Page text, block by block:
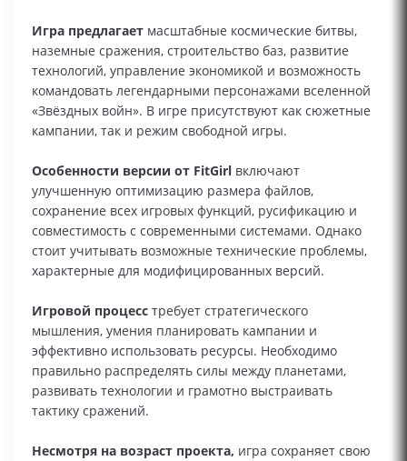
Игра предлагает масштабные космические битвы,
наземные сражения, строительство баз, развитие
технологий, управление экономикой и возможность
командовать легендарными персонажами вселенной
«Звёздных войн». В игре присутствуют как сюжетные
кампании, так и режим свободной игры.
Особенности версии от FitGirl включают
улучшенную оптимизацию размера файлов,
сохранение всех игровых функций, русификацию и
совместимость с современными системами. Однако
стоит учитывать возможные технические проблемы,
характерные для модифицированных версий.
Игровой процесс требует стратегического
мышления, умения планировать кампании и
эффективно использовать ресурсы. Необходимо
правильно распределять силы между планетами,
развивать технологии и грамотно выстраивать
тактику сражений.
Несмотря на возраст проекта, игра сохраняет свою